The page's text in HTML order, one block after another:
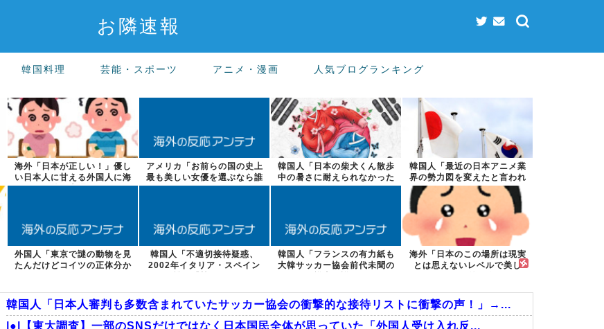
お隣速報
韓国料理 芸能・スポーツ アニメ・漫画 人気ブログランキング
海外「日本が正しい！」優し
い日本人に甘える外国人に海
外が大騒ぎ
アメリカ「お前らの国の史上
最も美しい女優を選ぶなら誰
になる？」
韓国人「日本の柴犬くん散歩
中の暑さに耐えられなかった
結果」
韓国人「最近の日本アニメ業
界の勢力図を変えたと言われ
る作品がこち...
外国人「東京で謎の動物を見
たんだけどコイツの正体分か
韓国人「不適切接待疑惑、
2002年イタリア・スペイン
韓国人「フランスの有力紙も
大韓サッカー協会前代未聞の
海外「日本のこの場所は現実
とは思えないレベルで美し
韓国人「日本人審判も多数含まれていたサッカー協会の衝撃的な接待リストに衝撃の声！」→...
|●|【東大調査】一部のSNSだけではなく日本国民全体が思っていた「外国人受け入れ反...